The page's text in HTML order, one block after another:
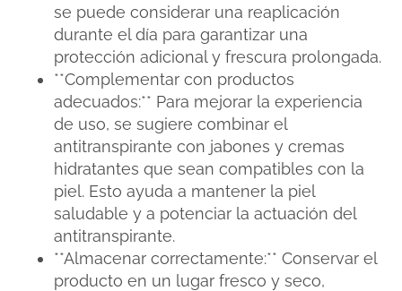
se puede considerar una reaplicación
durante el día para garantizar una
protección adicional y frescura prolongada.
**Complementar con productos
adecuados:** Para mejorar la experiencia
de uso, se sugiere combinar el
antitranspirante con jabones y cremas
hidratantes que sean compatibles con la
piel. Esto ayuda a mantener la piel
saludable y a potenciar la actuación del
antitranspirante.
**Almacenar correctamente:** Conservar el
producto en un lugar fresco y seco,